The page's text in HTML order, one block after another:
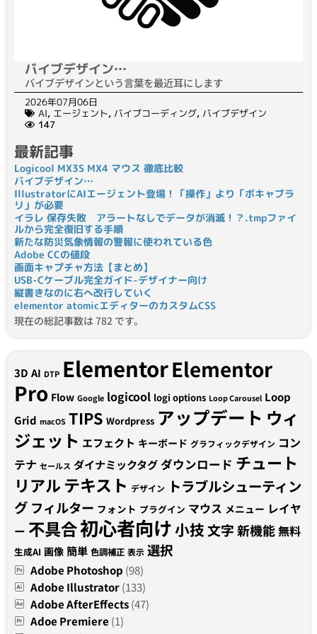
バイブデザイン…
バイブデザインという言葉を最近耳にします
2026年07月06日
AI, エージェント, バイブコーディング, バイブデザイン
147
最新記事
Logicool MX3S MX4 マウス 徹底比較
バイブデザイン…
IllustratorにAIエージェント登場！「操作」より「ボキャブラ
リ」が必要
イラレ 保存失敗 アラートなしでデータが消滅！？.tmpファイ
ルから完全復旧する手順
新たな防災気象情報の警報に使われている色
Adobe CCの値段
画面キャプチャ方法【まとめ】
USB-Cケーブル完全ガイド-デザイナー向け
縦書きなのに右へ改行していく
elementor atomicエディターのカスタムCSS
現在の総記事数は 782 です。
3D AI DTP ElementorElementor
Pro Flow Google logicool logi options Loop Carousel Loop
Grid macOS TIPS Wordpress アップデート ウィ
ジェット エフェクト キーボード グラフィックデザイン コン
テナ セールス ダイナミックタグダウンロード チュート
リアルテキスト デザイン トラブルシューティン
グ フィルター フォント プラグイン マウス メニュー レイヤ
ー 不具合初心者向け小技文字新機能無料
生成AI 画像 簡単 色調補正 表示 選択
Adobe Photoshop (98)
Adobe Illustrator(133)
Adobe AfterEffects(47)
Adoe Premiere (1)